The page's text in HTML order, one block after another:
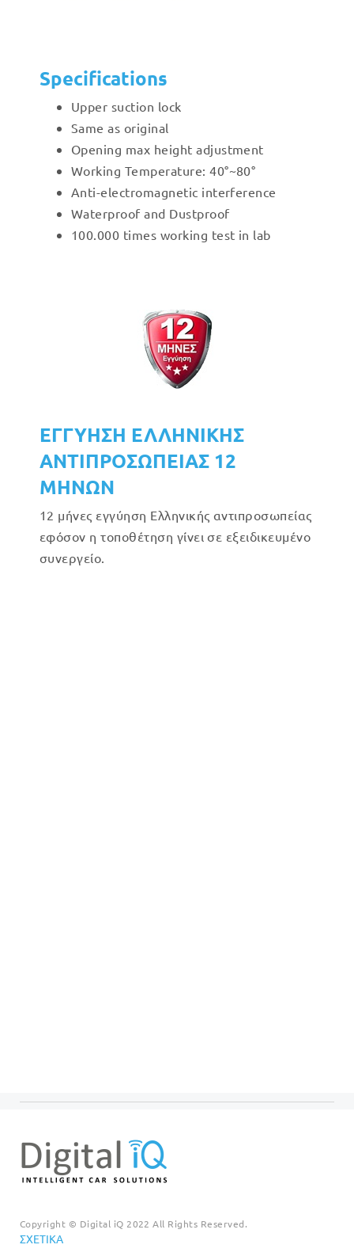
Specifications
Upper suction lock
Same as original
Opening max height adjustment
Working Temperature: 40°~80°
Anti-electromagnetic interference
Waterproof and Dustproof
100.000 times working test in lab
ΕΓΓΥΗΣΗ ΕΛΛΗΝΙΚΗΣ
ΑΝΤΙΠΡΟΣΩΠΕΙΑΣ 12
ΜΗΝΩΝ
12 μήνες εγγύηση Ελληνικής αντιπροσωπείας
εφόσον η τοποθέτηση γίνει σε εξειδικευμένο
συνεργείο.
Copyright © Digital iQ 2022 All Rights Reserved.
ΣΧΕΤΙΚΆ